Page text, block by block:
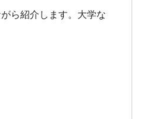
ら紹介します。大学な